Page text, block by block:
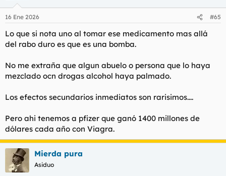
16 Ene 2026 #65
Lo que si nota uno al tomar ese medicamento mas allá
del rabo duro es que es una bomba.
No me extraña que algun abuelo o persona que lo haya
mezclado ocn drogas alcohol haya palmado.
Los efectos secundarios inmediatos son rarisimos....
Pero ahi tenemos a pfizer que ganó 1400 millones de
dólares cada año con Viagra.
Mierda pura
Asiduo